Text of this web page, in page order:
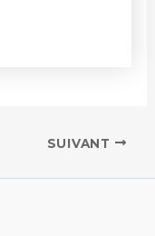
SUIVANT